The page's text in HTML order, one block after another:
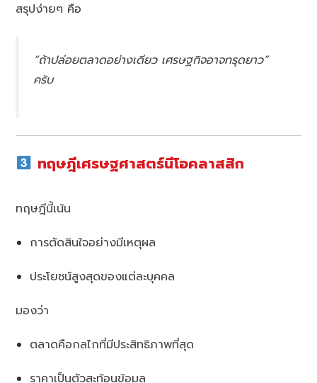
สรุปง่ายๆ คือ
“ถ้าปล่อยตลาดอย่างเดียว เศรษฐกิจอาจทรุดยาว”
ครับ
ทฤษฎีเศรษฐศาสตร์นีโอคลาสสิก
ทฤษฎีนี้เน้น
การตัดสินใจอย่างมีเหตุผล
ประโยชน์สูงสุดของแต่ละบุคคล
มองว่า
ตลาดคือกลไกที่มีประสิทธิภาพที่สุด
ราคาเป็นตัวสะท้อนข้อมูล